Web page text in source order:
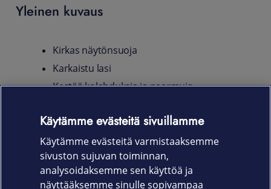
Yleinen kuvaus
Kirkas näytönsuoja
Karkaistu lasi
Kestää kolahduksia ja naarmuja
Screenor Samsung Galaxy A05s -näytönsuojalasi on
karkaistua lasia ja se tuo puhelimesi näytölle kestävän
suojan iskuilta, kolhuilta ja naarmuilta.
Tuotekoodi
Käytämme evästeitä sivuillamme
Käytämme evästeitä varmistaaksemme
sivuston sujuvan toiminnan,
analysoidaksemme sen käyttöä ja
näyttääksemme sinulle sopivampaa